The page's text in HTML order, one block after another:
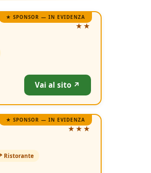
★ SPONSOR — IN EVIDENZA
★★
Vai al sito ↗
★ SPONSOR — IN EVIDENZA
★★★
Ristorante